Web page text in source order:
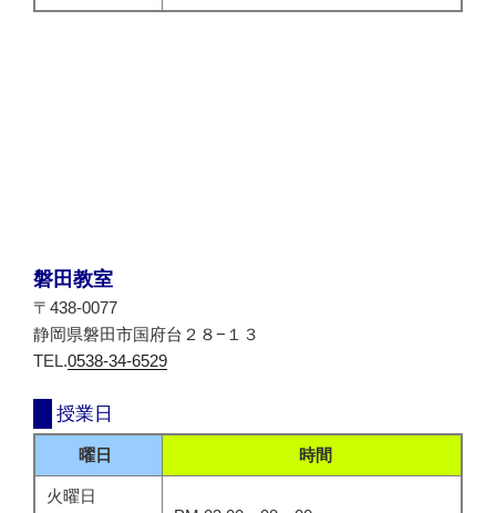
磐田教室
〒438-0077
静岡県磐田市国府台２８−１３
TEL.0538-34-6529
授業日
曜日 時間
火曜日